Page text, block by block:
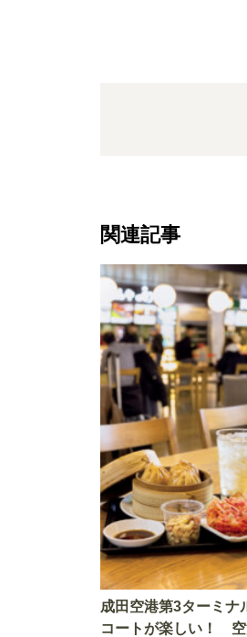
関連記事
成田空港第3ターミナ
コートが楽しい！ 空